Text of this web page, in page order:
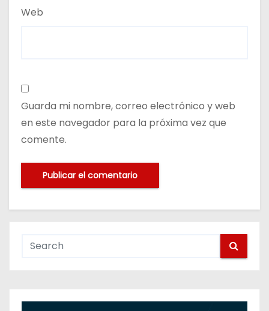
Web
Guarda mi nombre, correo electrónico y web
en este navegador para la próxima vez que
comente.